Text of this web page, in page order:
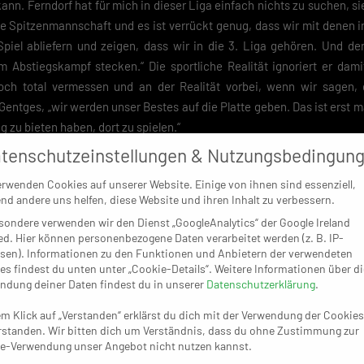
Ferndorf hat für mich in dieser Liga einfach nichts zu suchen,
Spitzenmannschaft und es ist verrückt genug, dass wir mit denen
abliefern und zeigen, dass wir in die 3. Liga gehören. Und
Abstiegskampf stecken.“ Die sportliche Realität ignoriert er
total vermessen und an der Realität vorbei, wenn wir
„wir werden unser Bestes auf die Platte geben. Das ist erst
zu bieten haben, dort zu spielen.“
die Vogteihalle natürlich die Hoffnung, dass ihnen das eine
Klassenerhalt entgegenkommt und so der Platz am rettenden
wäre etwa ein Erfolg des Sechsten Longericher SC
Stark macht klar, dass die Longericher ohnehin aus eigenem
würde alles andere als ein Sieg nicht recht dazu passen, dass
Teil der Prüfung für die A-Lizenz hinter sich gebracht hat –
Zimmermann (zum TV Korschenbroich), Valentin Inzenhofer
Zerwas (alle Karriere-Ende) im passenden Rahmen
Trainer. Obwohl es für die Gastgeber rein sportlich nicht
Pleite vom 9. Dezember 2023 in Homburg im Magen, als
&
Cookies auf unserer Website. Einige von ihnen sind essenziell,
andere uns helfen, diese Website und ihren Inhalt zu verbessern.
verwenden wir den Dienst „GoogleAnalytics“ der Google Ireland
Hier können personenbezogene Daten verarbeitet werden (z. B. IP-
Informationen zu den Funktionen und Anbietern der verwendeten
findest du unten unter „Cookie-Details“. Weitere Informationen über
deiner Daten findest du in unserer Datenschutzerklärung.
Klick auf „Verstanden“ erklärst du dich mit der Verwendung der Cookies
Wir bitten dich um Verständnis, dass du ohne Zustimmung zur
Verwendung unser Angebot nicht nutzen kannst.